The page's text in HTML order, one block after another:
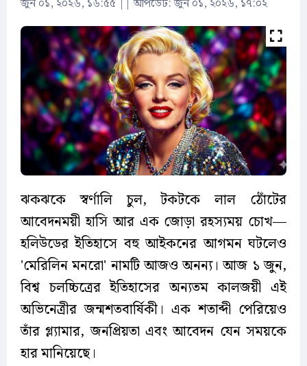
জুন ০১, ২০২৬, ১৬:৫৫ ||আপডেট: জুন ০১, ২০২৬, ১৭:০২
ঝকঝকে স্বর্ণালি চুল, টকটকে লাল ঠোঁটের
আবেদনময়ী হাসি আর এক জোড়া রহস্যময় চোখ—
হলিউডের ইতিহাসে বহু আইকনের আগমন ঘটলেও
'মেরিলিন মনরো' নামটি আজও অনন্য। আজ ১ জুন,
বিশ্ব চলচ্চিত্রের ইতিহাসের অন্যতম কালজয়ী এই
অভিনেত্রীর জন্মশতবার্ষিকী। এক শতাব্দী পেরিয়েও
তাঁর গ্ল্যামার, জনপ্রিয়তা এবং আবেদন যেন সময়কে
হার মানিয়েছে।